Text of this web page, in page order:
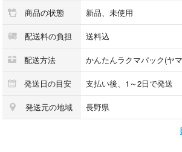
商品の状態 新品、未使用
配送料の負担 送料込
配送方法 かんたんラクマパック(ヤ
発送日の目安 支払い後、1～2日で発送
発送元の地域 長野県